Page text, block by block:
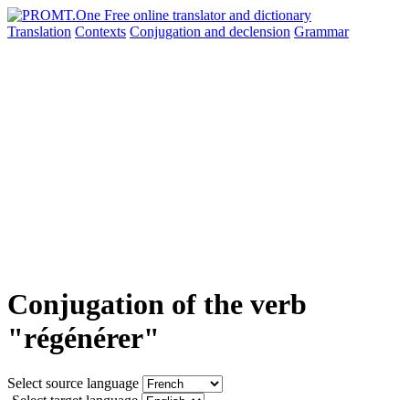
Translation Contexts Conjugation and declension Grammar
Conjugation of the verb
"régénérer"
Select source language